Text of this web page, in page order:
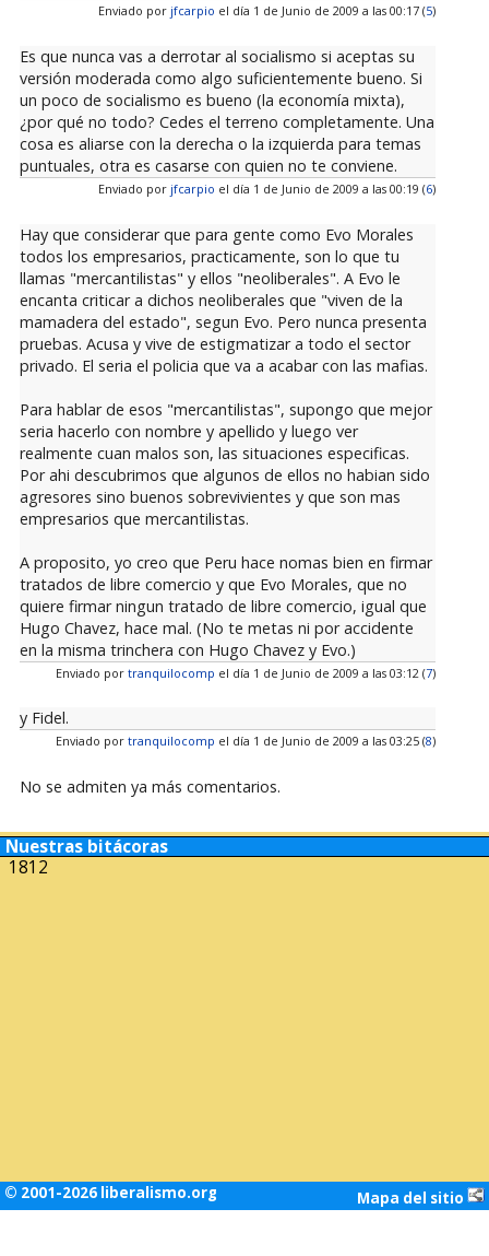
Enviado por jfcarpio el día 1 de Junio de 2009 a las 00:17 (5)
Es que nunca vas a derrotar al socialismo si aceptas su
versión moderada como algo suficientemente bueno. Si
un poco de socialismo es bueno (la economía mixta),
¿por qué no todo? Cedes el terreno completamente. Una
cosa es aliarse con la derecha o la izquierda para temas
puntuales, otra es casarse con quien no te conviene.
Enviado por jfcarpio el día 1 de Junio de 2009 a las 00:19 (6)
Hay que considerar que para gente como Evo Morales
todos los empresarios, practicamente, son lo que tu
llamas "mercantilistas" y ellos "neoliberales". A Evo le
encanta criticar a dichos neoliberales que "viven de la
mamadera del estado", segun Evo. Pero nunca presenta
pruebas. Acusa y vive de estigmatizar a todo el sector
privado. El seria el policia que va a acabar con las mafias.
Para hablar de esos "mercantilistas", supongo que mejor
seria hacerlo con nombre y apellido y luego ver
realmente cuan malos son, las situaciones especificas.
Por ahi descubrimos que algunos de ellos no habian sido
agresores sino buenos sobrevivientes y que son mas
empresarios que mercantilistas.
A proposito, yo creo que Peru hace nomas bien en firmar
tratados de libre comercio y que Evo Morales, que no
quiere firmar ningun tratado de libre comercio, igual que
Hugo Chavez, hace mal. (No te metas ni por accidente
en la misma trinchera con Hugo Chavez y Evo.)
Enviado por tranquilocomp el día 1 de Junio de 2009 a las 03:12 (7)
y Fidel.
Enviado por tranquilocomp el día 1 de Junio de 2009 a las 03:25 (8)
No se admiten ya más comentarios.
Nuestras bitácoras
1812
© 2001-2026 liberalismo.org Mapa del sitio